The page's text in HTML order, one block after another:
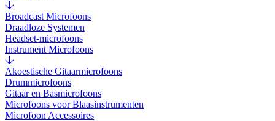
Broadcast Microfoons
Draadloze Systemen
Headset-microfoons
Instrument Microfoons
Akoestische Gitaarmicrofoons
Drummicrofoons
Gitaar en Basmicrofoons
Microfoons voor Blaasinstrumenten
Microfoon Accessoires